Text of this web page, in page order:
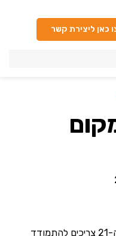
כאן ליצירת קשר
זה לא סוד שמנהיגים ארגוניים במאה ה-21 צריכים להתמודד